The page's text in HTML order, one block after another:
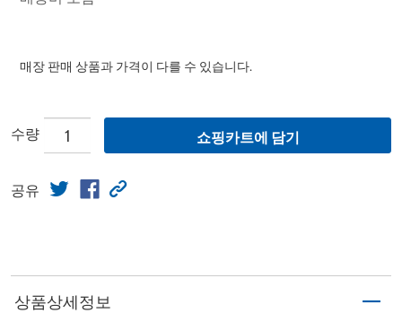
매장 판매 상품과 가격이 다를 수 있습니다.
수량 쇼핑카트에 담기
공유
상품상세정보